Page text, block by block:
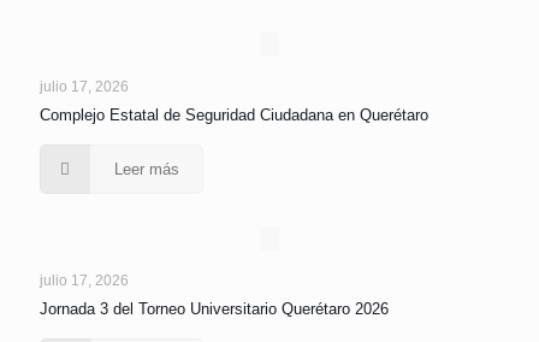
julio 17, 2026
Complejo Estatal de Seguridad Ciudadana en Querétaro
Leer más
julio 17, 2026
Jornada 3 del Torneo Universitario Querétaro 2026